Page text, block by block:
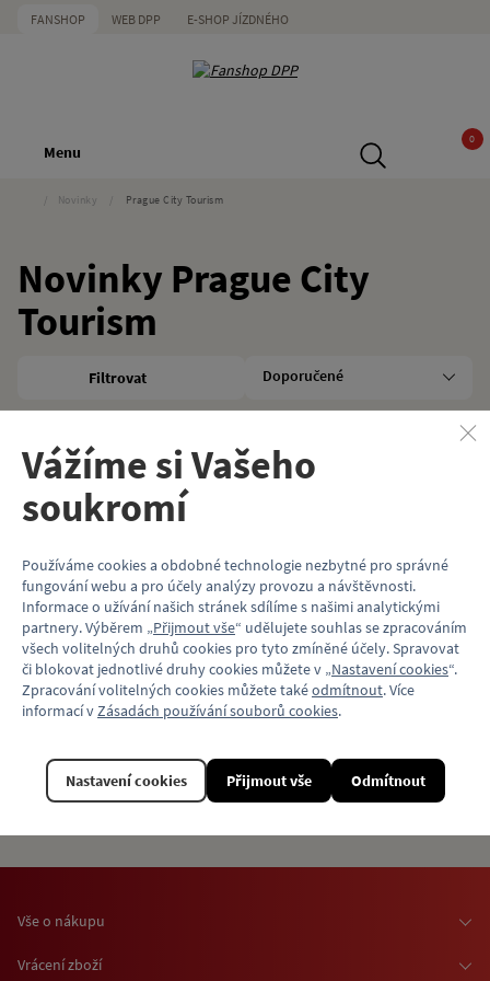
FANSHOP WEB DPP E-SHOP JÍZDNÉHO
Menu
0
Novinky Prague City Tourism
Novinky Prague City
Tourism
Filtrovat
Metro jako atlas
architektury 21. století
Komentovaná vycházka s
podtitulem „Experiment v podzemí i
na povrchu“.
od200 Kč
Vyprodáno
Vše o nákupu
Osobní odběr zboží
Vrácení zboží
Vážíme si Vašeho
soukromí
Používáme cookies a obdobné technologie nezbytné pro správné
fungování webu a pro účely analýzy provozu a návštěvnosti.
Informace o užívání našich stránek sdílíme s našimi analytickými
partnery. Výběrem „Přijmout vše“ udělujete souhlas se zpracováním
všech volitelných druhů cookies pro tyto zmíněné účely. Spravovat
či blokovat jednotlivé druhy cookies můžete v „Nastavení cookies“.
Zpracování volitelných cookies můžete takéodmítnout. Více
informací vZásadách používání souborů cookies.
Odmítnout
Nastavení cookies Přijmout vše